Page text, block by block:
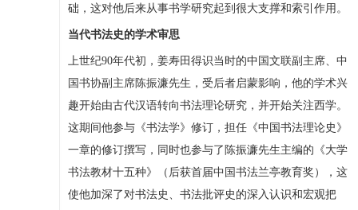
础，这对他后来从事书学研究起到很大支撑和索引作用。
当代书法史的学术审思
上世纪90年代初，姜寿田得识当时的中国文联副主席、中
国书协副主席陈振濂先生，受后者启蒙影响，他的学术兴
趣开始由古代汉语转向书法理论研究，并开始关注西学。
这期间他参与《书法学》修订，担任《中国书法理论史》
一章的修订撰写，同时也参与了陈振濂先生主编的《大学
书法教材十五种》（后获首届中国书法兰亭教育奖），这
使他加深了对书法史、书法批评史的深入认识和宏观把